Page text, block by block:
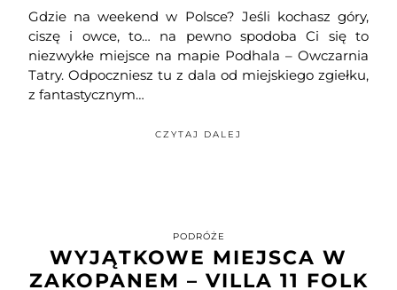
Gdzie na weekend w Polsce? Jeśli kochasz góry,
ciszę i owce, to… na pewno spodoba Ci się to
niezwykłe miejsce na mapie Podhala – Owczarnia
Tatry. Odpoczniesz tu z dala od miejskiego zgiełku,
z fantastycznym…
CZYTAJ DALEJ
PODRÓŻE
WYJĄTKOWE MIEJSCA W
ZAKOPANEM – VILLA 11 FOLK